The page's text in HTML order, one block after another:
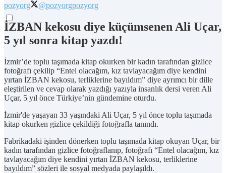
pozyorg
@pozyorgpozyorg
İZBAN kekosu diye küçümsenen Ali Uçar,
5 yıl sonra kitap yazdı!
İzmir’de toplu taşımada kitap okurken bir kadın tarafından gizlice
fotoğrafı çekilip “Entel olacağım, kız tavlayacağım diye kendini
yırtan İZBAN kekosu, terliklerine bayıldım” diye ayrımcı bir dille
eleştirilen ve cevap olarak yazdığı yazıyla insanlık dersi veren Ali
Uçar, 5 yıl önce Türkiye’nin gündemine oturdu.
İzmir'de yaşayan 33 yaşındaki Ali Uçar, 5 yıl önce toplu taşımada
kitap okurken gizlice çekildiği fotoğrafla tanındı.
Fabrikadaki işinden dönerken toplu taşımada kitap okuyan Uçar, bir
kadın tarafından gizlice fotoğraflanıp, fotoğrafı “Entel olacağım, kız
tavlayacağım diye kendini yırtan İZBAN kekosu, terliklerine
bayıldım” sözleri ile sosyal medyada paylaşıldı.